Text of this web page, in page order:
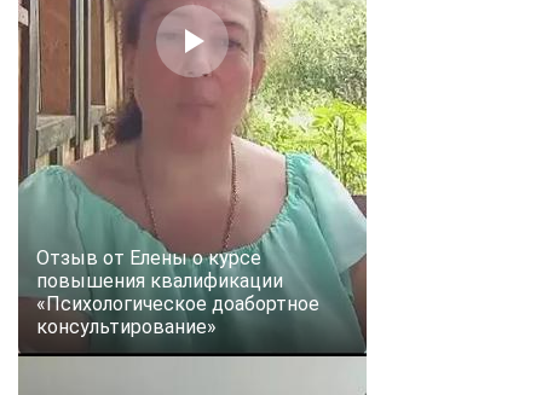
Отзыв от Елены о курсе
повышения квалификации
«Психологическое доабортное
консультирование»